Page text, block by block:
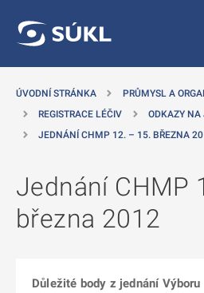
ÚVODNÍ STRÁNKA PRŮMYSL A
REGISTRACE LÉČIV
ODKAZY
JEDNÁNÍ CHMP 12. – 15. BŘEZNA
Jednání CHMP
března 2012
Důležité body z jednání